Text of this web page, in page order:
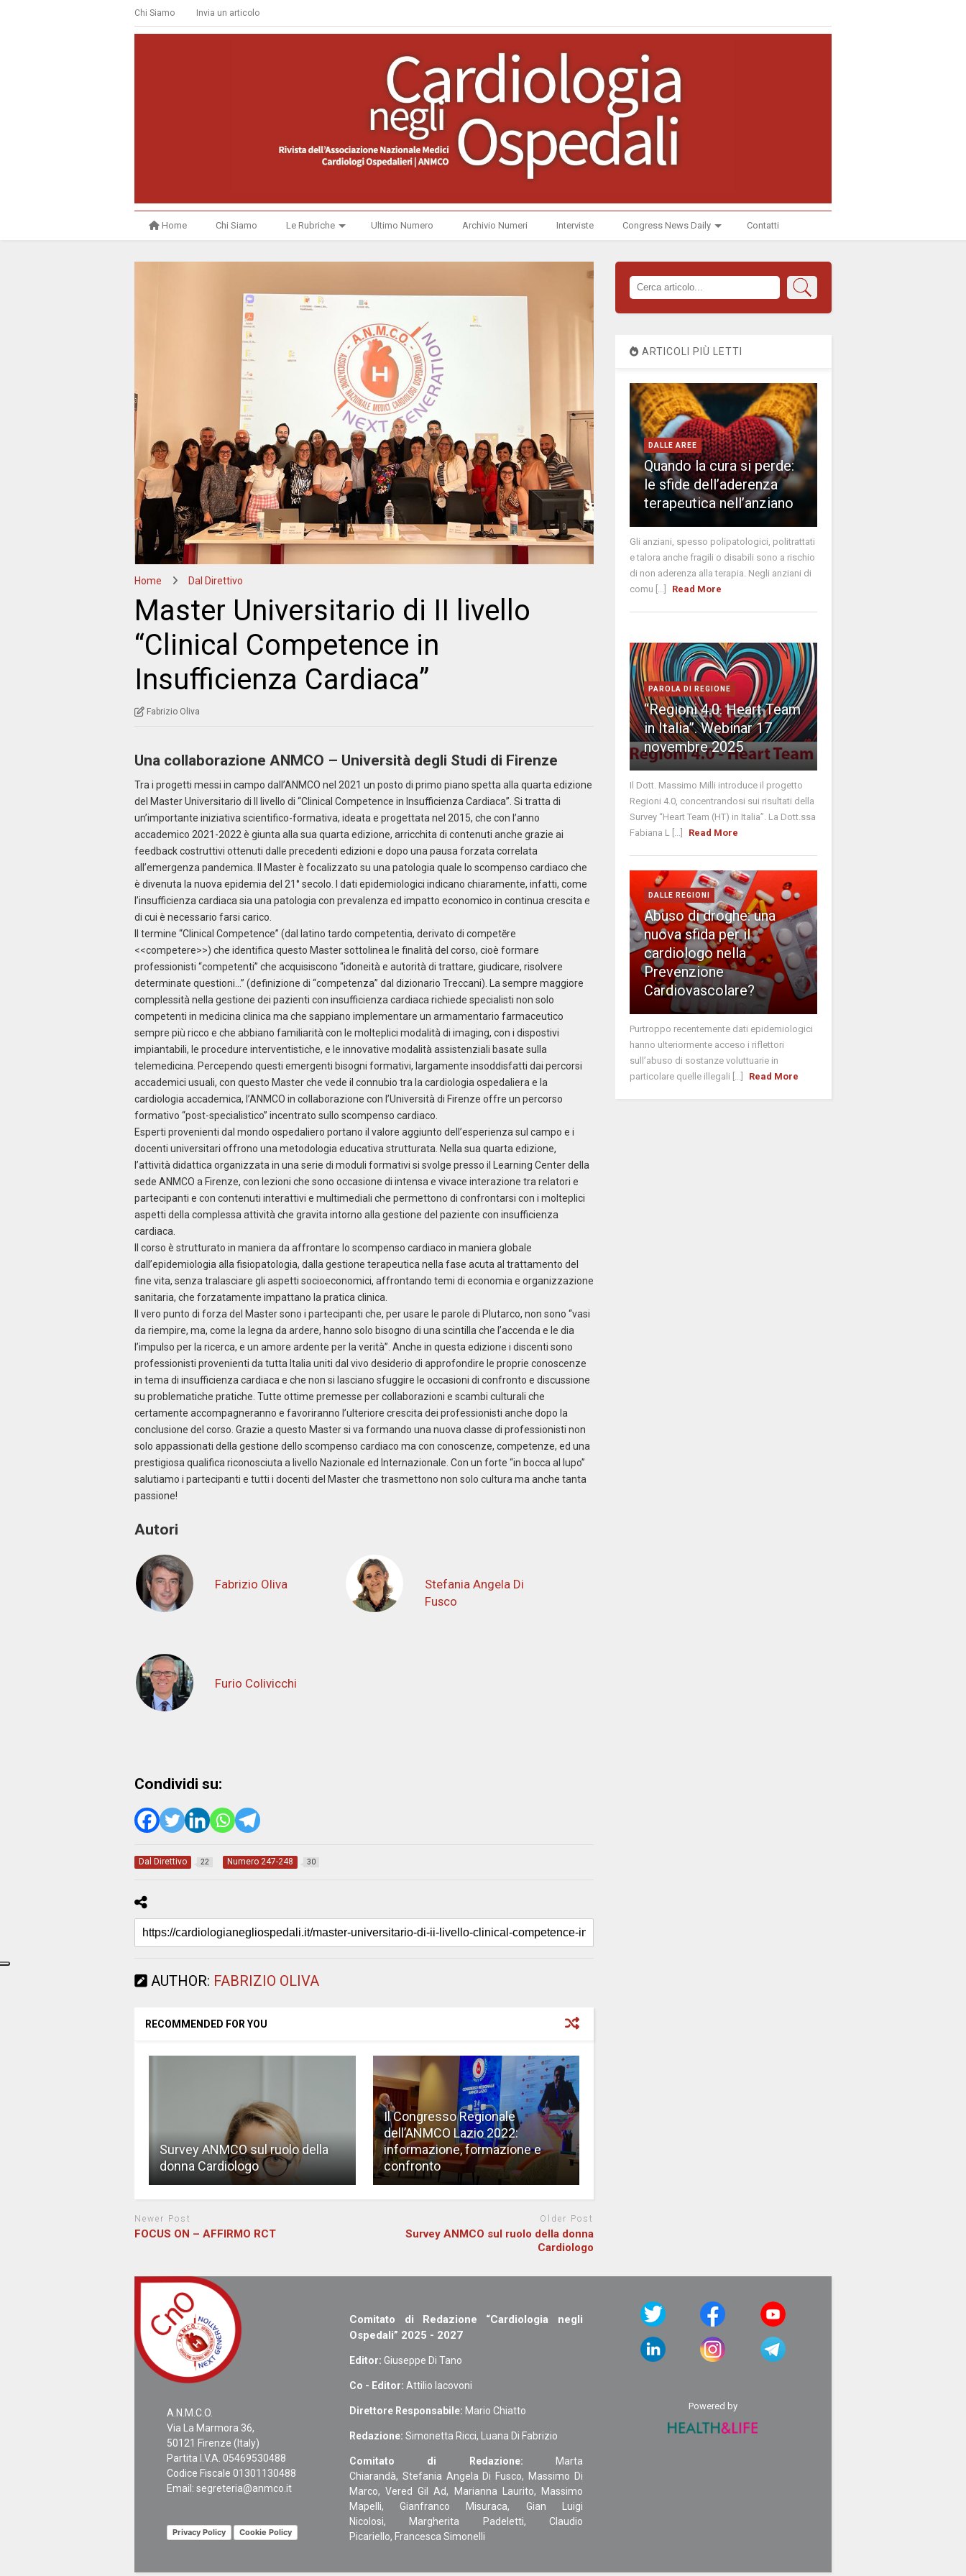
Chi Siamo Invia un articolo
Home Chi Siamo Le Rubriche Ultimo Numero Archivio Numeri Interviste Congress News Daily Contatti
Home Dal Direttivo
Master Universitario di II livello
“Clinical Competence in
Insufficienza Cardiaca”
Fabrizio Oliva
Una collaborazione ANMCO – Università degli Studi di Firenze
Tra i progetti messi in campo dall’ANMCO nel 2021 un posto di primo piano spetta alla quarta edizione
del Master Universitario di II livello di “Clinical Competence in Insufficienza Cardiaca”. Si tratta di
un’importante iniziativa scientifico-formativa, ideata e progettata nel 2015, che con l’anno
accademico 2021-2022 è giunta alla sua quarta edizione, arricchita di contenuti anche grazie ai
feedback costruttivi ottenuti dalle precedenti edizioni e dopo una pausa forzata correlata
all’emergenza pandemica. Il Master è focalizzato su una patologia quale lo scompenso cardiaco che
è divenuta la nuova epidemia del 21° secolo. I dati epidemiologici indicano chiaramente, infatti, come
l’insufficienza cardiaca sia una patologia con prevalenza ed impatto economico in continua crescita e
di cui è necessario farsi carico.
Il termine “Clinical Competence” (dal latino tardo competentia, derivato di competĕre
<<competere>>) che identifica questo Master sottolinea le finalità del corso, cioè formare
professionisti “competenti” che acquisiscono “idoneità e autorità di trattare, giudicare, risolvere
determinate questioni…” (definizione di “competenza” dal dizionario Treccani). La sempre maggiore
complessità nella gestione dei pazienti con insufficienza cardiaca richiede specialisti non solo
competenti in medicina clinica ma che sappiano implementare un armamentario farmaceutico
sempre più ricco e che abbiano familiarità con le molteplici modalità di imaging, con i dispostivi
impiantabili, le procedure interventistiche, e le innovative modalità assistenziali basate sulla
telemedicina. Percependo questi emergenti bisogni formativi, largamente insoddisfatti dai percorsi
accademici usuali, con questo Master che vede il connubio tra la cardiologia ospedaliera e la
cardiologia accademica, l’ANMCO in collaborazione con l’Università di Firenze offre un percorso
formativo “post-specialistico” incentrato sullo scompenso cardiaco.
Esperti provenienti dal mondo ospedaliero portano il valore aggiunto dell’esperienza sul campo e i
docenti universitari offrono una metodologia educativa strutturata. Nella sua quarta edizione,
l’attività didattica organizzata in una serie di moduli formativi si svolge presso il Learning Center della
sede ANMCO a Firenze, con lezioni che sono occasione di intensa e vivace interazione tra relatori e
partecipanti e con contenuti interattivi e multimediali che permettono di confrontarsi con i molteplici
aspetti della complessa attività che gravita intorno alla gestione del paziente con insufficienza
cardiaca.
Il corso è strutturato in maniera da affrontare lo scompenso cardiaco in maniera globale
dall’epidemiologia alla fisiopatologia, dalla gestione terapeutica nella fase acuta al trattamento del
fine vita, senza tralasciare gli aspetti socioeconomici, affrontando temi di economia e organizzazione
sanitaria, che forzatamente impattano la pratica clinica.
Il vero punto di forza del Master sono i partecipanti che, per usare le parole di Plutarco, non sono “vasi
da riempire, ma, come la legna da ardere, hanno solo bisogno di una scintilla che l’accenda e le dia
l’impulso per la ricerca, e un amore ardente per la verità”. Anche in questa edizione i discenti sono
professionisti provenienti da tutta Italia uniti dal vivo desiderio di approfondire le proprie conoscenze
in tema di insufficienza cardiaca e che non si lasciano sfuggire le occasioni di confronto e discussione
su problematiche pratiche. Tutte ottime premesse per collaborazioni e scambi culturali che
certamente accompagneranno e favoriranno l’ulteriore crescita dei professionisti anche dopo la
conclusione del corso. Grazie a questo Master si va formando una nuova classe di professionisti non
solo appassionati della gestione dello scompenso cardiaco ma con conoscenze, competenze, ed una
prestigiosa qualifica riconosciuta a livello Nazionale ed Internazionale. Con un forte “in bocca al lupo”
salutiamo i partecipanti e tutti i docenti del Master che trasmettono non solo cultura ma anche tanta
passione!
Autori
Fabrizio Oliva
Stefania Angela Di
Fusco
Furio Colivicchi
Condividi su:
Dal Direttivo 22 Numero 247-248 30
AUTHOR: FABRIZIO OLIVA
RECOMMENDED FOR YOU
Survey ANMCO sul ruolo della
donna Cardiologo
Il Congresso Regionale
dell’ANMCO Lazio 2022:
informazione, formazione e
confronto
Newer Post
FOCUS ON – AFFIRMO RCT
Older Post
Survey ANMCO sul ruolo della donna
Cardiologo
ARTICOLI PIÙ LETTI
DALLE AREE
Quando la cura si perde:
le sfide dell’aderenza
terapeutica nell’anziano
Gli anziani, spesso polipatologici, politrattati
e talora anche fragili o disabili sono a rischio
di non aderenza alla terapia. Negli anziani di
comu [...]
Read More
PAROLA DI REGIONE
“Regioni 4.0. Heart Team
in Italia”. Webinar 17
novembre 2025
Il Dott. Massimo Milli introduce il progetto
Regioni 4.0, concentrandosi sui risultati della
Survey “Heart Team (HT) in Italia”. La Dott.ssa
Fabiana L [...]
Read More
DALLE REGIONI
Abuso di droghe: una
nuova sfida per il
cardiologo nella
Prevenzione
Cardiovascolare?
Purtroppo recentemente dati epidemiologici
hanno ulteriormente acceso i riflettori
sull’abuso di sostanze voluttuarie in
particolare quelle illegali [...]
Read More
A.N.M.C.O.
Via La Marmora 36,
50121 Firenze (Italy)
Partita I.V.A. 05469530488
Codice Fiscale 01301130488
Email: segreteria@anmco.it
Privacy Policy Cookie Policy
Comitato di Redazione “Cardiologia negli
Ospedali” 2025 - 2027
Editor: Giuseppe Di Tano
Co - Editor: Attilio Iacovoni
Direttore Responsabile: Mario Chiatto
Redazione: Simonetta Ricci, Luana Di Fabrizio
Comitato di Redazione: Marta
Chiarandà, Stefania Angela Di Fusco, Massimo Di
Marco, Vered Gil Ad, Marianna Laurito, Massimo
Mapelli, Gianfranco Misuraca, Gian Luigi
Nicolosi, Margherita Padeletti, Claudio
Picariello, Francesca Simonelli
Powered by